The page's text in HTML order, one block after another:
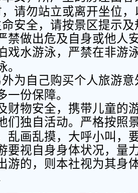
请勿站立或离开坐位
安全，请按景区提示
禁做出危及自身或他人
戏水游泳，严禁在非游
为自己购买个人旅游
一份保障。
财物安全，携带儿童的
们独自活动。严格按照
乱画乱摸，大呼小叫，
要视自身身体状况，量
游的，则本社视为其身